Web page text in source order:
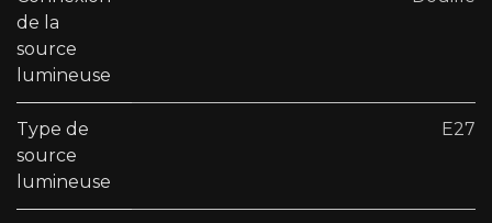
de la
source
lumineuse
Type de
source
lumineuse
E27